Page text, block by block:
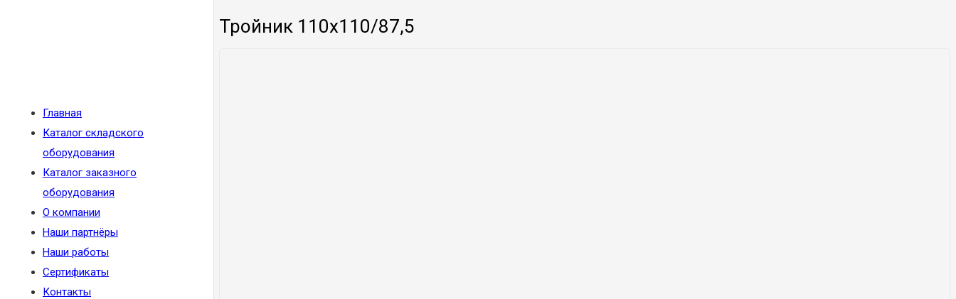
Главная
Каталог складского
оборудования
Каталог заказного
оборудования
О компании
Наши партнёры
Наши работы
Сертификаты
Контакты
Тройник 110х110/87,5